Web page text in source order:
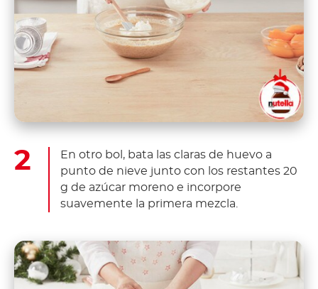
En otro bol, bata las claras de huevo a
punto de nieve junto con los restantes 20
g de azúcar moreno e incorpore
suavemente la primera mezcla.